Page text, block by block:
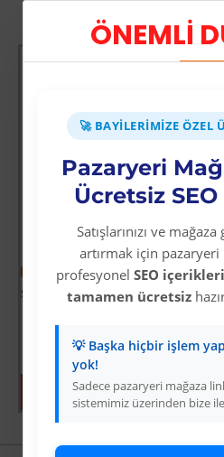
ÖNEMLİ
🚀 BAYILERIMIZE ÖZEL
Pazaryeri
Ücretsiz
Satışlarınızı ve
artırmak için pazaryeri
profesyonel SEO
tamamen ücretsiz
💡 Başka hiçbir işlem
yok!
Sadece pazaryeri mağaza
sistemimiz üzerinden bize
-38 %
Star Diving Dalış Maskesi Yetişkin - 51701-MAVİ - 1 ADET